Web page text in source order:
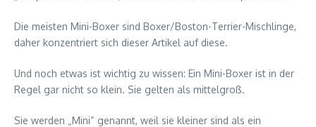
Die meisten Mini-Boxer sind Boxer/Boston-Terrier-Mischlinge,
daher konzentriert sich dieser Artikel auf diese.
Und noch etwas ist wichtig zu wissen: Ein Mini-Boxer ist in der
Regel gar nicht so klein. Sie gelten als mittelgroß.
Sie werden „Mini“ genannt, weil sie kleiner sind als ein